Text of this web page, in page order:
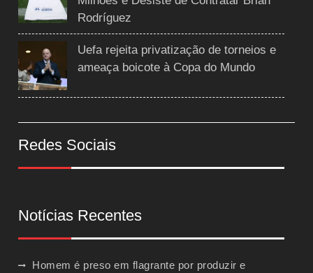
Rodríguez
Uefa rejeita privatização de torneios e
ameaça boicote à Copa do Mundo
Redes Sociais
Notícias Recentes
Homem é preso em flagrante por produzir e